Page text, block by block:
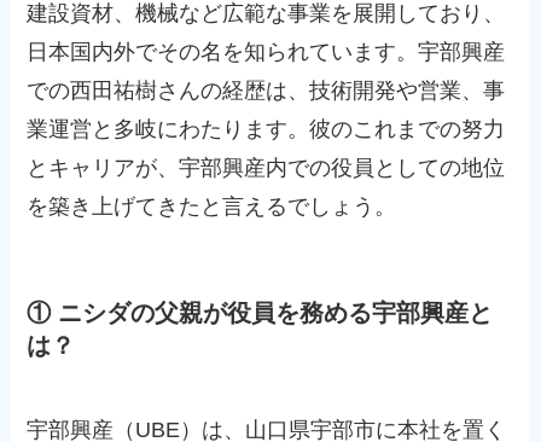
建設資材、機械など広範な事業を展開しており、
日本国内外でその名を知られています。宇部興産
での西田祐樹さんの経歴は、技術開発や営業、事
業運営と多岐にわたります。彼のこれまでの努力
とキャリアが、宇部興産内での役員としての地位
を築き上げてきたと言えるでしょう。
① ニシダの父親が役員を務める宇部興産と
は？
宇部興産（UBE）は、山口県宇部市に本社を置く